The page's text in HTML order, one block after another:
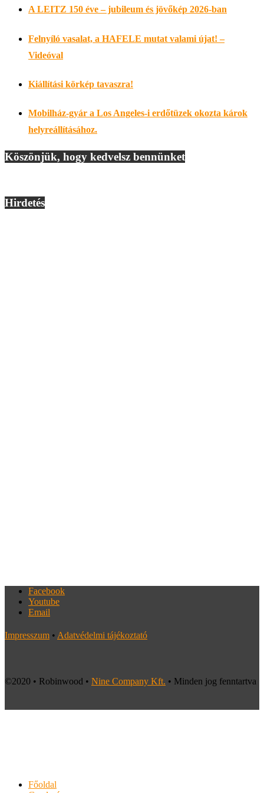
A LEITZ 150 éve – jubileum és jövőkép 2026-ban
Felnyíló vasalat, a HAFELE mutat valami újat! –
Videóval
Kiállítási körkép tavaszra!
Mobilház-gyár a Los Angeles-i erdőtüzek okozta károk
helyreállításához.
Köszönjük, hogy kedvelsz bennünket
Hirdetés
Facebook
Youtube
Email
Impresszum • Adatvédelmi tájékoztató
©2020 • Robinwood • Nine Company Kft. • Minden jog fenntartva
Főoldal